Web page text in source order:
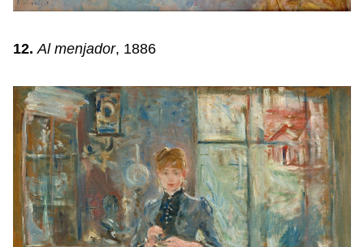
12. Al menjador, 1886